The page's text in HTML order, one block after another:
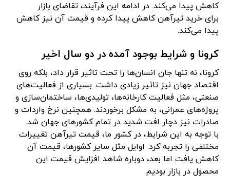
کاهش پیدا می‌کند. در ادامه این فرآیند، تقاضای بازار
برای خرید تیرآهن کاهش پیدا کرده و قیمت آن نیز کاهش
پیدا می‌کند.
کرونا و شرایط بوجود آمده در دو سال اخیر
کرونا، نه تنها جان انسان‌ها را تحت تاثیر قرار داد، بلکه روی
اقتصاد جهان نیز تاثیر زیادی داشت. بسیاری از فعالیت‌‌های
صنعتی، مثل فعالیت کارخانه‌ها، تولیدی‌ها، ساختمان‌سازی و
پروژه‌های عمرانی، به مشکل برخوردند. همچنین نرخ واردات و
صادرات نیز دچار افت شدید در تمام کشورهای جهان شد.
با توجه به این شرایط، در کشور ما، قیمت تیرآهن تغییرات
مختلفی را تجربه کرد. اوایل مثل سایر کشورها، قیمت آن
کاهش یافت اما بعد، دوباره شاهد افزایش قیمت این
محصول در بازار بودیم.